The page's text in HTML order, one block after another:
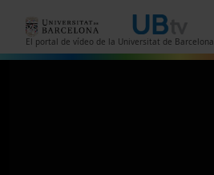
El portal de vídeo de la Universitat de Barcelona